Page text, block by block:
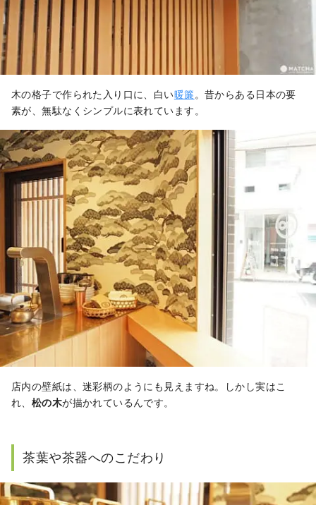
木の格子で作られた入り口に、白い暖簾 。昔からある日本の要
素が、無駄なくシンプルに表れています。
店内の壁紙は、迷彩柄のようにも見えますね。しかし実はこ
れ、 松の木が描かれているんです。
茶葉や茶器へのこだわり